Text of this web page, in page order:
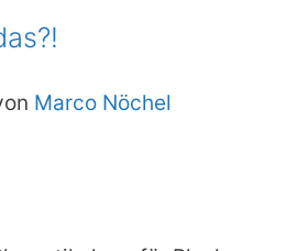
Marco Nöchel